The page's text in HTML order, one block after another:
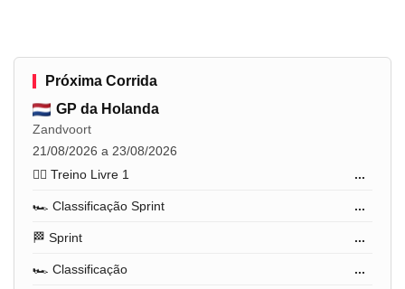
Próxima Corrida
GP da Holanda
Zandvoort
21/08/2026 a 23/08/2026
🏋️‍♂️ Treino Livre 1
...
🏎️ Classificação Sprint ...
🏁 Sprint ...
🏎️ Classificação ...